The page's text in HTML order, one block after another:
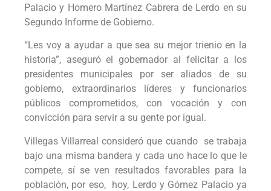
Palacio y Homero Martínez Cabrera de Lerdo en su
Segundo Informe de Gobierno.
“Les voy a ayudar a que sea su mejor trienio en la
historia”, aseguró el gobernador al felicitar a los
presidentes municipales por ser aliados de su
gobierno, extraordinarios líderes y funcionarios
públicos comprometidos, con vocación y con
convicción para servir a su gente por igual.
Villegas Villarreal consideró que cuando se trabaja
bajo una misma bandera y cada uno hace lo que le
compete, sí se ven resultados favorables para la
población, por eso, hoy, Lerdo y Gómez Palacio ya